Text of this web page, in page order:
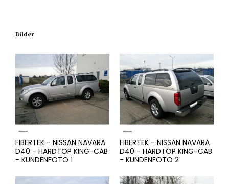
Bilder
FIBERTEK - NISSAN NAVARA
D40 - HARDTOP KING-CAB
- KUNDENFOTO 1
FIBERTEK - NISSAN NAVARA
D40 - HARDTOP KING-CAB
- KUNDENFOTO 2